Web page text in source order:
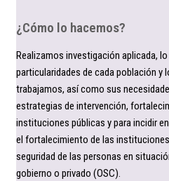
¿Cómo lo hacemos?
Realizamos investigación aplicada,
particularidades de cada población y
trabajamos, así como sus
estrategias de intervención,
instituciones públicas y para incidir
el fortalecimiento de las
seguridad de las personas en
gobierno o privado (OSC).